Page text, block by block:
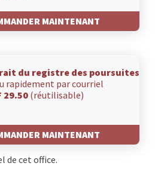
MAINTENANT
du registre des poursuites
rapidement par courriel
29.50 (réutilisable)
MAINTENANT
de cet office.